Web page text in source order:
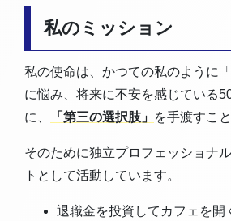
私のミッション
私の使命は、かつての私のように
に悩み、将来に不安を感じている
に、
「第三の選択肢」 を手渡すこと
そのために独立プロフェッショナ
トとして活動しています。
退職金を投資してカフェを開